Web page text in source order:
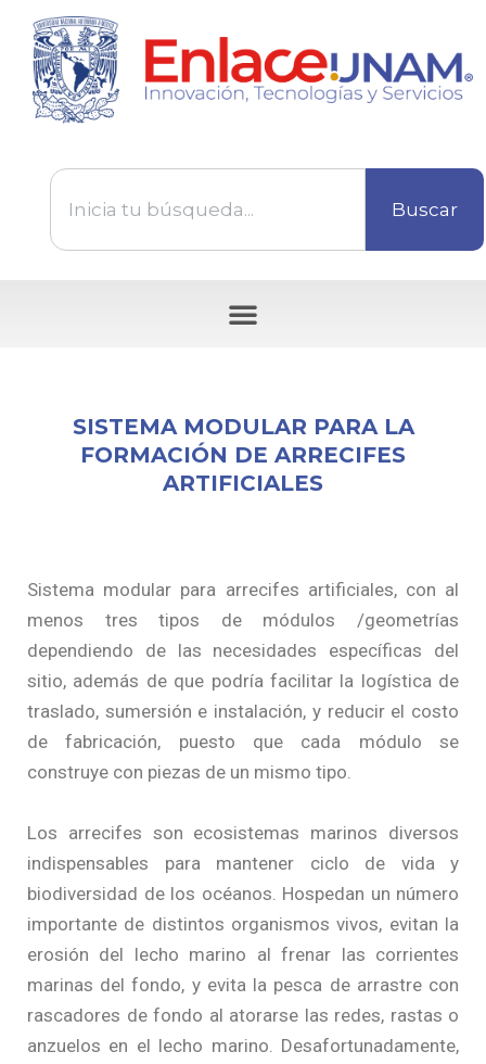
Buscar
SISTEMA MODULAR PARA LA
FORMACIÓN DE ARRECIFES
ARTIFICIALES
Sistema modular para arrecifes artificiales, con al
menos tres tipos de módulos /geometrías
dependiendo de las necesidades específicas del
sitio, además de que podría facilitar la logística de
traslado, sumersión e instalación, y reducir el costo
de fabricación, puesto que cada módulo se
construye con piezas de un mismo tipo.
Los arrecifes son ecosistemas marinos diversos
indispensables para mantener ciclo de vida y
biodiversidad de los océanos. Hospedan un número
importante de distintos organismos vivos, evitan la
erosión del lecho marino al frenar las corrientes
marinas del fondo, y evita la pesca de arrastre con
rascadores de fondo al atorarse las redes, rastas o
anzuelos en el lecho marino. Desafortunadamente,